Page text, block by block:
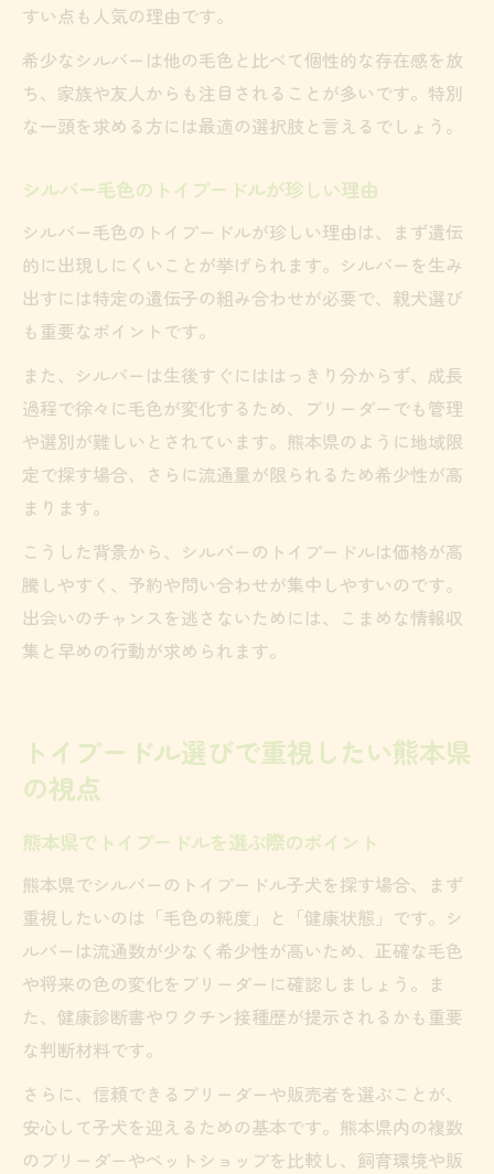
すい点も人気の理由です。
希少なシルバーは他の毛色と比べて個性的な存在感を放
ち、家族や友人からも注目されることが多いです。特別
な一頭を求める方には最適の選択肢と言えるでしょう。
シルバー毛色のトイプードルが珍しい理由
シルバー毛色のトイプードルが珍しい理由は、まず遺伝
的に出現しにくいことが挙げられます。シルバーを生み
出すには特定の遺伝子の組み合わせが必要で、親犬選び
も重要なポイントです。
また、シルバーは生後すぐにははっきり分からず、成長
過程で徐々に毛色が変化するため、ブリーダーでも管理
や選別が難しいとされています。熊本県のように地域限
定で探す場合、さらに流通量が限られるため希少性が高
まります。
こうした背景から、シルバーのトイプードルは価格が高
騰しやすく、予約や問い合わせが集中しやすいのです。
出会いのチャンスを逃さないためには、こまめな情報収
集と早めの行動が求められます。
トイプードル選びで重視したい熊本県
の視点
熊本県でトイプードルを選ぶ際のポイント
熊本県でシルバーのトイプードル子犬を探す場合、まず
重視したいのは「毛色の純度」と「健康状態」です。シ
ルバーは流通数が少なく希少性が高いため、正確な毛色
や将来の色の変化をブリーダーに確認しましょう。ま
た、健康診断書やワクチン接種歴が提示されるかも重要
な判断材料です。
さらに、信頼できるブリーダーや販売者を選ぶことが、
安心して子犬を迎えるための基本です。熊本県内の複数
のブリーダーやペットショップを比較し、飼育環境や販